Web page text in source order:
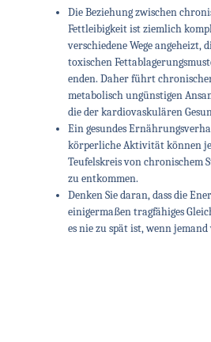
Die Beziehung zwischen
Fettleibigkeit ist ziemlich
verschiedene Wege angeheizt,
toxischen
enden. Daher führt
metabolisch ungünstigen
die der kardiovaskulären
Ein gesundes
körperliche Aktivität können
Teufelskreis von chronischem
zu entkommen.
Denken Sie daran, dass die
einigermaßen tragfähiges
es nie zu spät ist, wenn